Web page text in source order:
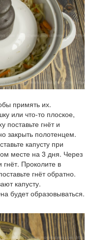
примять их.
или что-то плоское,
поставьте гнёт и
закрыть полотенцем.
капусту при
месте на 3 дня. Через
Проколите в
гнёт обратно.
капусту.
будет образовываться.